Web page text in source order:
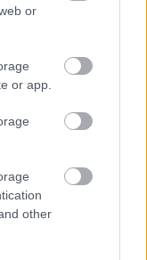
or
or app.
other